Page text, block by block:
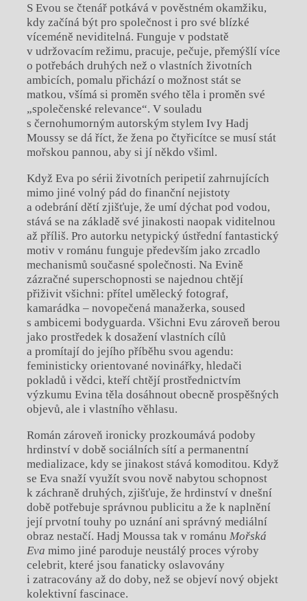
S Evou se čtenář potkává v pověstném okamžiku,
kdy začíná být pro společnost i pro své blízké
víceméně neviditelná. Funguje v podstatě
v udržovacím režimu, pracuje, pečuje, přemýšlí více
o potřebách druhých než o vlastních životních
ambicích, pomalu přichází o možnost stát se
matkou, všímá si proměn svého těla i proměn své
„společenské relevance“. V souladu
s černohumorným autorským stylem Ivy Hadj
Moussy se dá říct, že žena po čtyřicítce se musí stát
mořskou pannou, aby si jí někdo všiml.
Když Eva po sérii životních peripetií zahrnujících
mimo jiné volný pád do finanční nejistoty
a odebrání dětí zjišťuje, že umí dýchat pod vodou,
stává se na základě své jinakosti naopak viditelnou
až příliš. Pro autorku netypický ústřední fantastický
motiv v románu funguje především jako zrcadlo
mechanismů současné společnosti. Na Evině
zázračné superschopnosti se najednou chtějí
přiživit všichni: přítel umělecký fotograf,
kamarádka – novopečená manažerka, soused
s ambicemi bodyguarda. Všichni Evu zároveň berou
jako prostředek k dosažení vlastních cílů
a promítají do jejího příběhu svou agendu:
feministicky orientované novinářky, hledači
pokladů i vědci, kteří chtějí prostřednictvím
výzkumu Evina těla dosáhnout obecně prospěšných
objevů, ale i vlastního věhlasu.
Román zároveň ironicky prozkoumává podoby
hrdinství v době sociálních sítí a permanentní
medializace, kdy se jinakost stává komoditou. Když
se Eva snaží využít svou nově nabytou schopnost
k záchraně druhých, zjišťuje, že hrdinství v dnešní
době potřebuje správnou publicitu a že k naplnění
její prvotní touhy po uznání ani správný mediální
obraz nestačí. Hadj Moussa tak v románu Mořská
Eva mimo jiné paroduje neustálý proces výroby
celebrit, které jsou fanaticky oslavovány
i zatracovány až do doby, než se objeví nový objekt
kolektivní fascinace.